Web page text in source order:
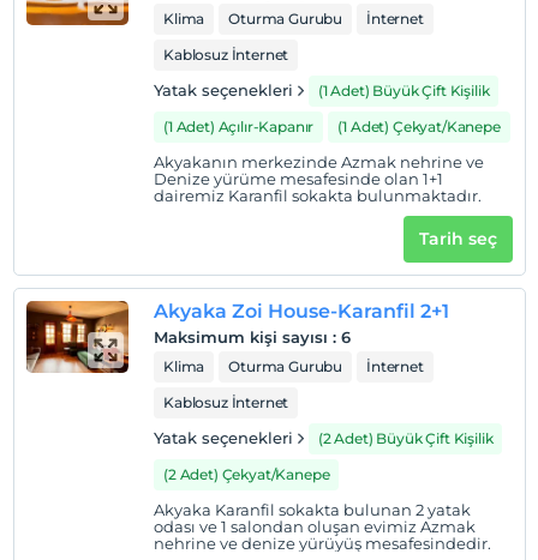
Check/out
En geç saat 11:00 ve öncesi
Odalarda sigara içilmez
2 yaşına kadar olan bebekler ücretsizdir.
Her bir oda için 1. çocuk 17 yaşına kadar ücretsizdir
Her bir oda için 2. çocuk 17 yaşına kadar ücretsizdir
Klima Oturma Gurubu
İnternet
Kablosuz İnternet
Yatak seçenekleri
(1 Adet) Büyük Çift Kişilik
(1 Adet) Açılır-Kapanır
(1 Adet) Çekyat/Kanepe
Akyakanın merkezinde Azmak nehrine ve
Denize yürüme mesafesinde olan 1+1
dairemiz Karanfil sokakta bulunmaktadır.
Tarih seç
Akyaka Zoi House-Karanfil 2+1
Maksimum kişi sayısı : 6
Klima Oturma Gurubu
İnternet
Kablosuz İnternet
Yatak seçenekleri
(2 Adet) Büyük Çift Kişilik
(2 Adet) Çekyat/Kanepe
Akyaka Karanfil sokakta bulunan 2 yatak
odası ve 1 salondan oluşan evimiz Azmak
nehrine ve denize yürüyüş mesafesindedir.